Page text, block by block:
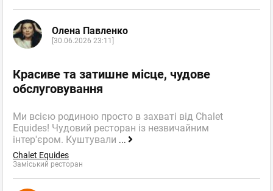
Олена Павленко
[30.06.2026 23:11]
Красиве та затишне місце, чудове
обслуговування
Ми всією родиною просто в захваті від Chalet
Equides! Чудовий ресторан із незвичайним
інтер'єром. Куштували ...
Chalet Equides
Заміський ресторан